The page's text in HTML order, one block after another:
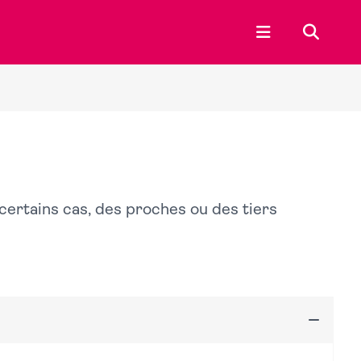
Ouvrir le menu
cas, des proches ou des tiers